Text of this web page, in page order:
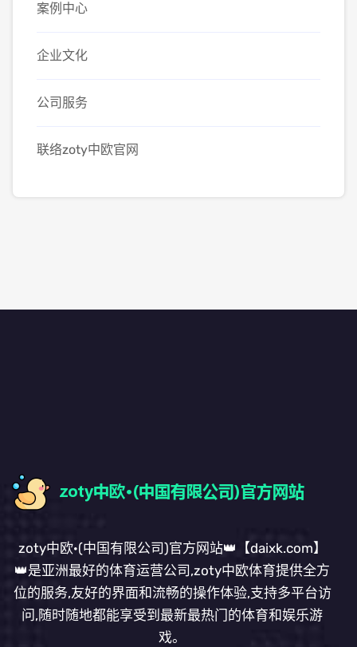
案例中心
企业文化
公司服务
联络zoty中欧官网
zoty中欧·(中国有限公司)官方网站👑【daixk.com】
👑是亚洲最好的体育运营公司,zoty中欧体育提供全方
位的服务,友好的界面和流畅的操作体验,支持多平台访
问,随时随地都能享受到最新最热门的体育和娱乐游
戏。